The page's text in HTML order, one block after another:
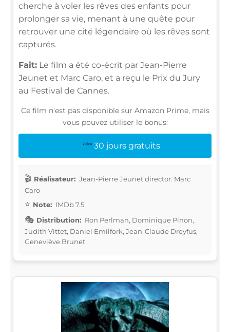
cherche à voler les rêves des enfants pour
prolonger sa vie, menant à une quête pour
retrouver une cité légendaire où les rêves sont
capturés.
Fait: Le film a été co-écrit par Jean-Pierre
Jeunet et Marc Caro, et a reçu le Prix du Jury
au Festival de Cannes.
Ce film n'est pas disponible sur Amazon Prime, mais
vous pouvez utiliser le bonus:
30 jours gratuits
Réalisateur: Jean-Pierre Jeunet director: Marc
Caro
Note: IMDb 7.5
Distribution: Ron Perlman, Dominique Pinon,
Judith Vittet, Daniel Emilfork, Jean-Claude Dreyfus,
Geneviève Brunet